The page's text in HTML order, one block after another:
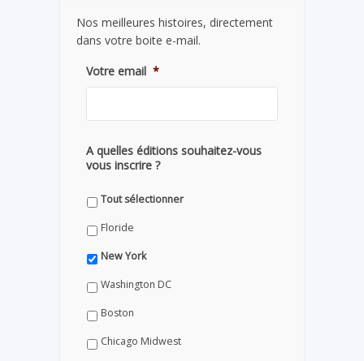
Nos meilleures histoires, directement
dans votre boite e-mail.
Votre email *
A quelles éditions souhaitez-vous
vous inscrire ?
Tout sélectionner
Floride
New York
Washington DC
Boston
Chicago Midwest